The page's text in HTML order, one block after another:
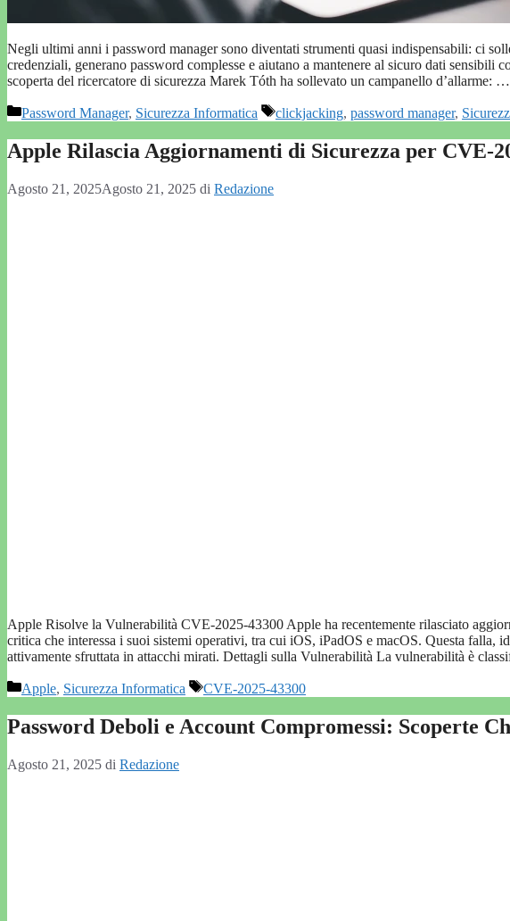
Negli ultimi anni i password manager sono diventati strumenti quasi indispensabili: ci
credenziali, generano password complesse e aiutano a mantenere al sicuro dati sensibili
scoperta del ricercatore di sicurezza Marek Tóth ha sollevato un campanello d’allarme: …
Categorie
Password Manager, Sicurezza Informatica Tag
clickjacking, password manager,
Apple Rilascia Aggiornamenti di Sicurezza per CVE-
Agosto 21, 2025Agosto 21, 2025 di Redazione
Apple Risolve la Vulnerabilità CVE-2025-43300 Apple ha recentemente rilasciato
critica che interessa i suoi sistemi operativi, tra cui iOS, iPadOS e macOS. Questa falla,
attivamente sfruttata in attacchi mirati. Dettagli sulla Vulnerabilità La vulnerabilità è
Categorie
Apple, Sicurezza Informatica Tag
CVE-2025-43300
Password Deboli e Account Compromessi: Scoperte
Agosto 21, 2025 di Redazione